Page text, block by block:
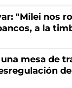
"Milei nos
a la
mesa de